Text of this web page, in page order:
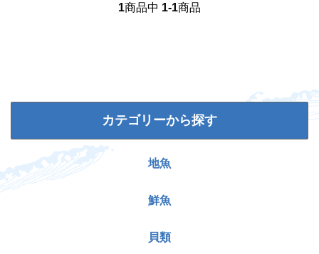
1商品中 1-1商品
カテゴリーから探す
地魚
鮮魚
貝類